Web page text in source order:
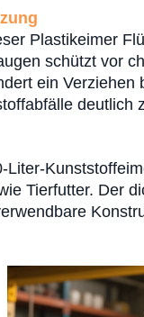
Plastikeimer
schützt vor
ein
deutlich
Liter-
Tierfutter. Der